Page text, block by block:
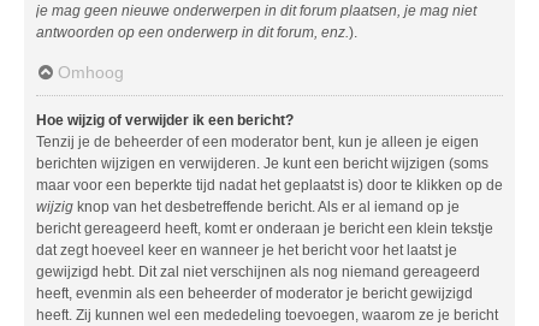
je mag geen nieuwe onderwerpen in dit forum plaatsen, je mag niet
antwoorden op een onderwerp in dit forum, enz.).
Omhoog
Hoe wijzig of verwijder ik een bericht?
Tenzij je de beheerder of een moderator bent, kun je alleen je eigen
berichten wijzigen en verwijderen. Je kunt een bericht wijzigen (soms
maar voor een beperkte tijd nadat het geplaatst is) door te klikken op de
wijzig knop van het desbetreffende bericht. Als er al iemand op je
bericht gereageerd heeft, komt er onderaan je bericht een klein tekstje
dat zegt hoeveel keer en wanneer je het bericht voor het laatst je
gewijzigd hebt. Dit zal niet verschijnen als nog niemand gereageerd
heeft, evenmin als een beheerder of moderator je bericht gewijzigd
heeft. Zij kunnen wel een mededeling toevoegen, waarom ze je bericht